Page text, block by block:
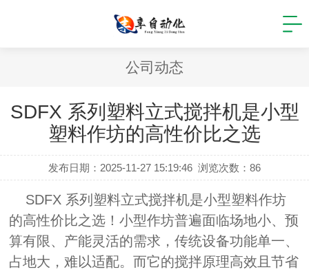
公司动态
SDFX 系列塑料立式搅拌机是小型
塑料作坊的高性价比之选
发布日期：2025-11-27 15:19:46 浏览次数：86
SDFX 系列塑料立式搅拌机是小型塑料作坊
的高性价比之选！小型作坊普遍面临场地小、预
算有限、产能灵活的需求，传统设备功能单一、
占地大，难以适配。而它的搅拌原理高效且节省